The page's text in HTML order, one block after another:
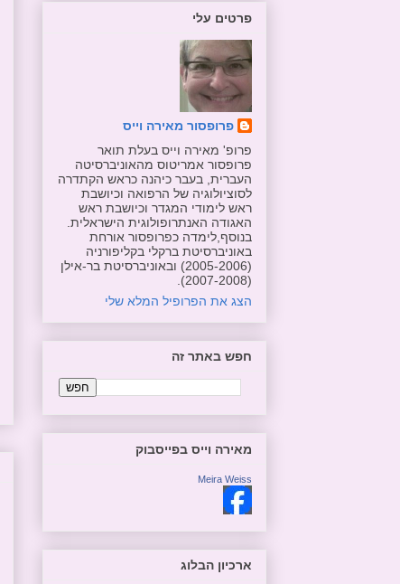
פרטים עלי
פרופסור מאירה וייס
פרופ' מאירה וייס בעלת תואר
פרופסור אמריטוס מהאוניברסיטה
העברית, בעבר כיהנה כראש הקתדרה
לסוציולוגיה של הרפואה וכיושבת
ראש לימודי המגדר וכיושבת ראש
האגודה האנתרופולוגית הישראלית.
בנוסף,לימדה כפרופסור אורחת
באוניברסיטת ברקלי בקליפורניה
(2005-2006) ובאוניברסיטת בר-אילן
(2007-2008).
הצג את הפרופיל המלא שלי
חפש באתר זה
מאירה וייס בפייסבוק
Meira Weiss
ארכיון הבלוג